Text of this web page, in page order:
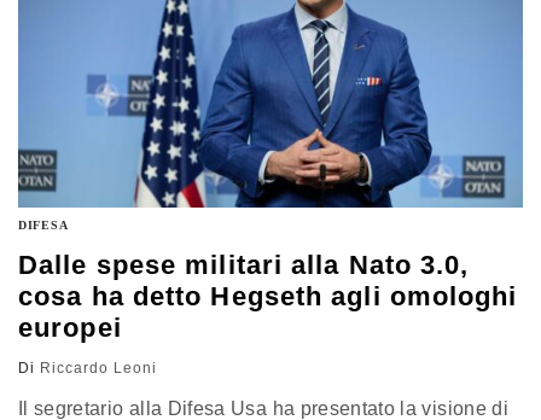
DIFESA
Dalle spese militari alla Nato 3.0,
cosa ha detto Hegseth agli omologhi
europei
Di Riccardo Leoni
Il segretario alla Difesa Usa ha presentato la visione di